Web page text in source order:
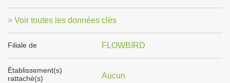
> Voir toutes les données clés
Filiale de FLOWBIRD
Établissement(s)
rattaché(s)
Aucun